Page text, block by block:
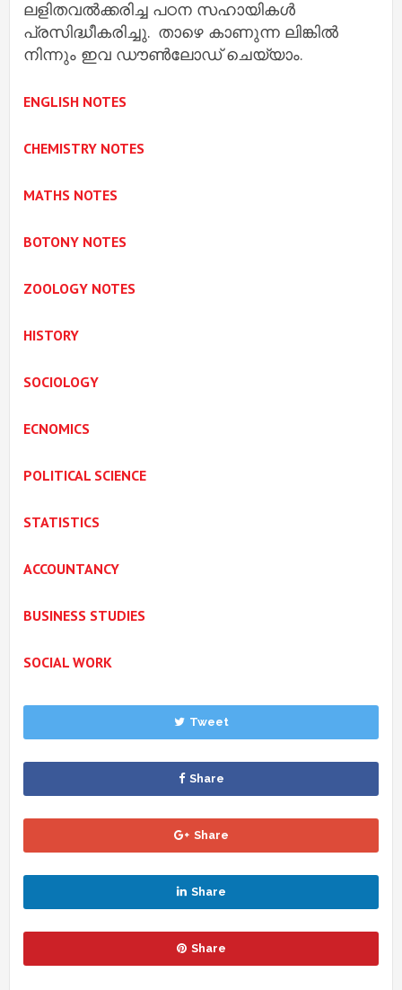
ലളിതവൽക്കരിച്ച പഠന സഹായികൾ
പ്രസിദ്ധീകരിച്ചു. താഴെ കാണുന്ന ലിങ്കിൽ
നിന്നും ഇവ ഡൗൺലോഡ് ചെയ്യാം.
ENGLISH NOTES
CHEMISTRY NOTES
MATHS NOTES
BOTONY NOTES
ZOOLOGY NOTES
HISTORY
SOCIOLOGY
ECNOMICS
POLITICAL SCIENCE
STATISTICS
ACCOUNTANCY
BUSINESS STUDIES
SOCIAL WORK
Tweet
Share
Share
Share
Share